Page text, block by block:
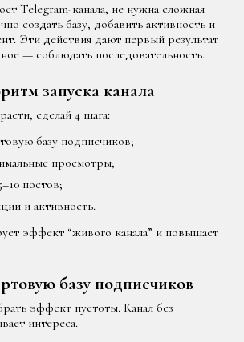
Telegram-канала, не нужна сложная
создать базу, добавить активность и
Эти действия дают первый результат
— соблюдать последовательность.
запуска канала
сделай 4 шага:
базу подписчиков;
просмотры;
постов;
и активность.
эффект “живого канала” и повышает
базу подписчиков
эффект пустоты. Канал без
интереса.